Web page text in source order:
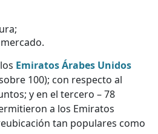
Emiratos Árabes Unidos
100); con respecto al
y en el tercero – 78
a los Emiratos
tan populares como